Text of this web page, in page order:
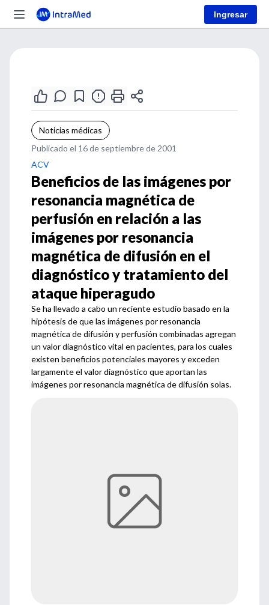
Ingresar
Noticias médicas
Publicado el 16 de septiembre de 2001
ACV
Beneficios de las imágenes por
resonancia magnética de
perfusión en relación a las
imágenes por resonancia
magnética de difusión en el
diagnóstico y tratamiento del
ataque hiperagudo
Se ha llevado a cabo un reciente estudio basado en la
hipótesis de que las imágenes por resonancia
magnética de difusión y perfusión combinadas agregan
un valor diagnóstico vital en pacientes, para los cuales
existen beneficios potenciales mayores y exceden
largamente el valor diagnóstico que aportan las
imágenes por resonancia magnética de difusión solas.